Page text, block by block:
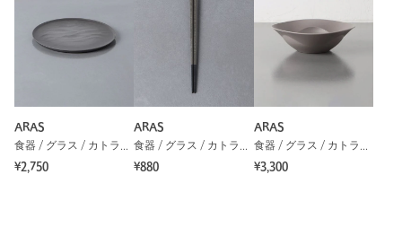
サイズ
商品番号 1984-5-997279
ARAS
食器 / グラス / カトラリー
¥2,750
ARAS
食器 / グラス / カトラリー
¥880
ARAS
食器 / グラス / カトラリー
¥3,300